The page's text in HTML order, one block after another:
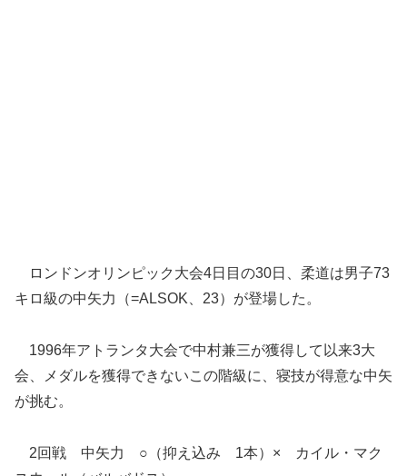
ロンドンオリンピック大会4日目の30日、柔道は男子73
キロ級の中矢力（=ALSOK、23）が登場した。
1996年アトランタ大会で中村兼三が獲得して以来3大
会、メダルを獲得できないこの階級に、寝技が得意な中矢
が挑む。
2回戦 中矢力 ○（抑え込み 1本）× カイル・マク